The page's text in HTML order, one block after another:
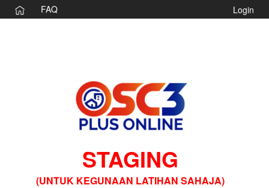
FAQ Login
STAGING
(UNTUK KEGUNAAN LATIHAN SAHAJA)